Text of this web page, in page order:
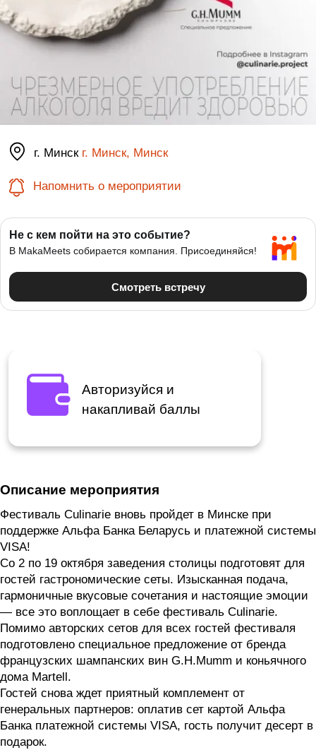
г. Минск г. Минск, Минск
Напомнить о мероприятии
Авторизуйся и
накапливай баллы
Описание мероприятия
Фестиваль Culinarie вновь пройдет в Минске при
поддержке Альфа Банка Беларусь и платежной системы
VISA!
Со 2 по 19 октября заведения столицы подготовят для
гостей гастрономические сеты. Изысканная подача,
гармоничные вкусовые сочетания и настоящие эмоции
— все это воплощает в себе фестиваль Culinarie.
Помимо авторских сетов для всех гостей фестиваля
подготовлено специальное предложение от бренда
французских шампанских вин G.H.Mumm и коньячного
дома Martell.
Гостей снова ждет приятный комплемент от
генеральных партнеров: оплатив сет картой Альфа
Банка платежной системы VISA, гость получит десерт в
подарок.